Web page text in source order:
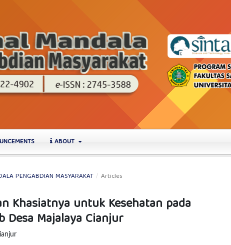
ABOUT
PENGABDIAN MASYARAKAT / Articles
Khasiatnya untuk Kesehatan pada
Desa Majalaya Cianjur